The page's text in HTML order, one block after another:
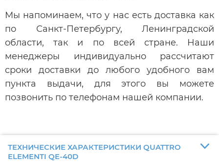
Мы напоминаем, что у нас есть доставка как
по Санкт-Петербургу, Ленинградской
области, так и по всей стране. Наши
менеджеры индивидуально рассчитают
сроки доставки до любого удобного вам
пункта выдачи, для этого вы можете
позвонить по телефонам нашей компании.
ТЕХНИЧЕСКИЕ ХАРАКТЕРИСТИКИ QUATTRO
ELEMENTI QE-40D